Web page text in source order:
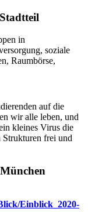
in
soziale
Raumbörse,
auf die
wir alle leben, und
kleines Virus die
Strukturen frei und
Einblick_2020-